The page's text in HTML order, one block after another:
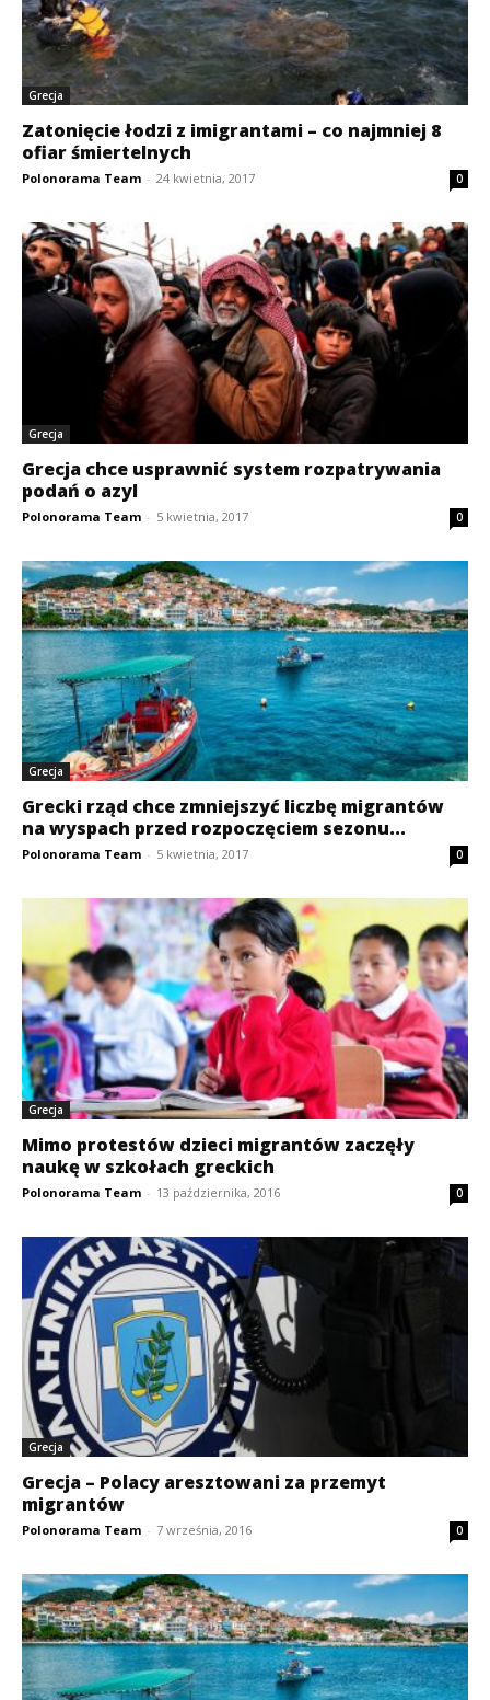
Grecja
Zatonięcie łodzi z imigrantami – co najmniej 8
ofiar śmiertelnych
Polonorama Team - 24 kwietnia, 2017 0
Grecja
Grecja chce usprawnić system rozpatrywania
podań o azyl
Polonorama Team - 5 kwietnia, 2017 0
Grecja
Grecki rząd chce zmniejszyć liczbę migrantów
na wyspach przed rozpoczęciem sezonu...
Polonorama Team - 5 kwietnia, 2017 0
Grecja
Mimo protestów dzieci migrantów zaczęły
naukę w szkołach greckich
Polonorama Team - 13 października, 2016 0
Grecja
Grecja – Polacy aresztowani za przemyt
migrantów
Polonorama Team - 7 września, 2016 0